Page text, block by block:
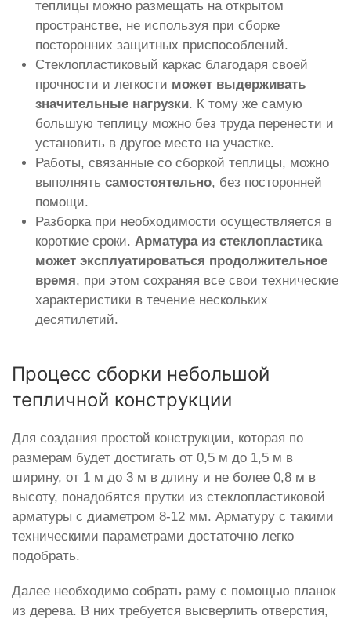
теплицы можно размещать на открытом
пространстве, не используя при сборке
посторонних защитных приспособлений.
Стеклопластиковый каркас благодаря своей
прочности и легкости может выдерживать
значительные нагрузки. К тому же самую
большую теплицу можно без труда перенести и
установить в другое место на участке.
Работы, связанные со сборкой теплицы, можно
выполнять самостоятельно, без посторонней
помощи.
Разборка при необходимости осуществляется в
короткие сроки. Арматура из стеклопластика
может эксплуатироваться продолжительное
время, при этом сохраняя все свои технические
характеристики в течение нескольких
десятилетий.
Процесс сборки небольшой
тепличной конструкции
Для создания простой конструкции, которая по
размерам будет достигать от 0,5 м до 1,5 м в
ширину, от 1 м до 3 м в длину и не более 0,8 м в
высоту, понадобятся прутки из стеклопластиковой
арматуры с диаметром 8-12 мм. Арматуру с такими
техническими параметрами достаточно легко
подобрать.
Далее необходимо собрать раму с помощью планок
из дерева. В них требуется высверлить отверстия,